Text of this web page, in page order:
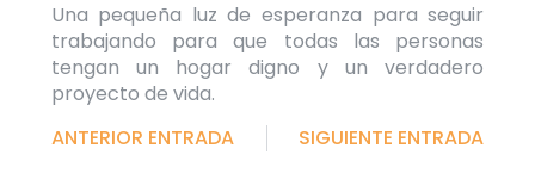
Una pequeña luz de esperanza para seguir
trabajando para que todas las personas
tengan un hogar digno y un verdadero
proyecto de vida.
ANTERIOR ENTRADA
SIGUIENTE ENTRADA